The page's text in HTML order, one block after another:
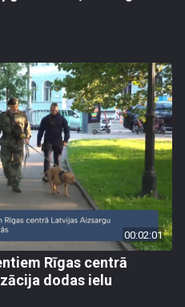
00:02:01
Rīgas centrā
dodas ielu